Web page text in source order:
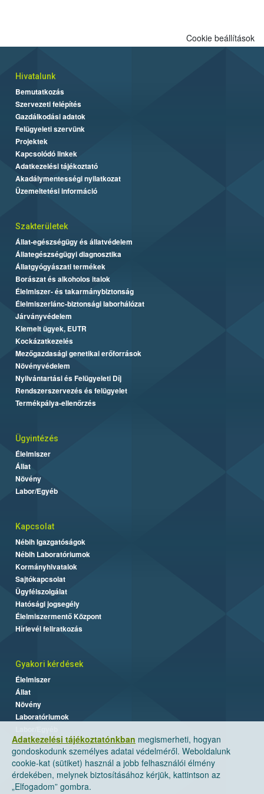
Adatkezelési tájékoztatónkban megismerheti, hogyan
gondoskodunk személyes adatai védelméről. Weboldalunk
cookie-kat (sütiket) használ a jobb felhasználói élmény
érdekében, melynek biztosításához kérjük, kattintson az
„Elfogadom” gombra.
Cookie beállítások
Hivatalunk
Bemutatkozás
Szervezeti felépítés
Gazdálkodási adatok
Felügyeleti szervünk
Projektek
Kapcsolódó linkek
Adatkezelési tájékoztató
Akadálymentességi nyilatkozat
Üzemeltetési információ
Szakterületek
Állat-egészségügy és állatvédelem
Állategészségügyi diagnosztika
Állatgyógyászati termékek
Borászat és alkoholos italok
Élelmiszer- és takarmánybiztonság
Élelmiszerlánc-biztonsági laborhálózat
Járványvédelem
Kiemelt ügyek, EUTR
Kockázatkezelés
Mezőgazdasági genetikai erőforrások
Növényvédelem
Nyilvántartási és Felügyeleti Díj
Rendszerszervezés és felügyelet
Termékpálya-ellenőrzés
Ügyintézés
Élelmiszer
Állat
Növény
Labor/Egyéb
Kapcsolat
Nébih Igazgatóságok
Nébih Laboratóriumok
Kormányhivatalok
Sajtókapcsolat
Ügyfélszolgálat
Hatósági jogsegély
Élelmiszermentő Központ
Hírlevél feliratkozás
Gyakori kérdések
Élelmiszer
Állat
Növény
Laboratóriumok